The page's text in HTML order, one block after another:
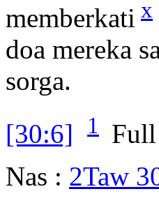
memberkati x
doa mereka
sorga.
[30:6]
1
Nas : 2Taw